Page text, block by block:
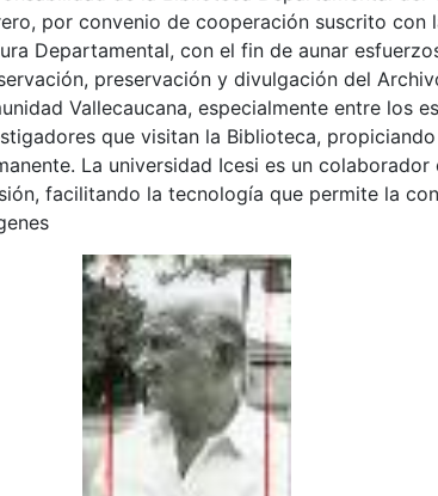
por convenio de cooperación suscrito con
Departamental, con el fin de aunar
preservación y divulgación del
Vallecaucana, especialmente entre los
que visitan la Biblioteca,
La universidad Icesi es un
facilitando la tecnología que permite la